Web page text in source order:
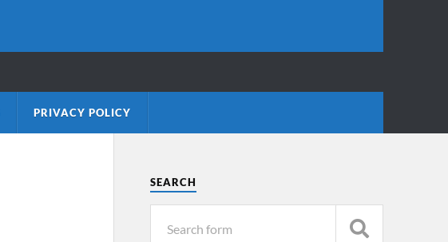
PRIVACY POLICY
SEARCH